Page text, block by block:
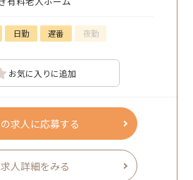
日勤 遅番 夜勤
お気に入りに追加
求人に応募する
求人詳細をみる